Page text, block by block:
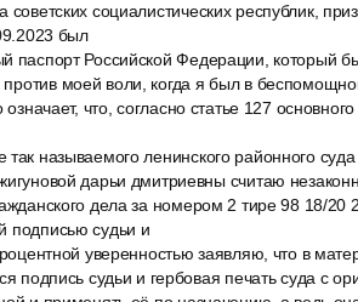
социалистических республик,
был
паспорт Российской Федерации, который
моей воли, когда я был в
что, согласно статье 127
называемого ленинского районного
дарьи дмитриевны считаю
дела за номером 2 тире 98 18/20
подписью судьи и
уверенностью заявляю, что в
подпись судьи и гербовая печать суда с